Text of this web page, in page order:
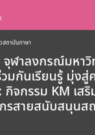
สถาบันภาษา
จุฬาลงกรณ์มหาวิ
มกันเรียนรู้ มุ่งสู่
กิจกรรม KM เสริ
สายสนับสนุนส